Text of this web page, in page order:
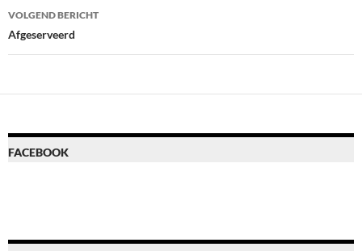
VOLGEND BERICHT
Afgeserveerd
FACEBOOK